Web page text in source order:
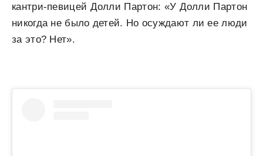
кантри-певицей Долли Партон: «У Долли Партон
никогда не было детей. Но осуждают ли ее люди
за это? Нет».